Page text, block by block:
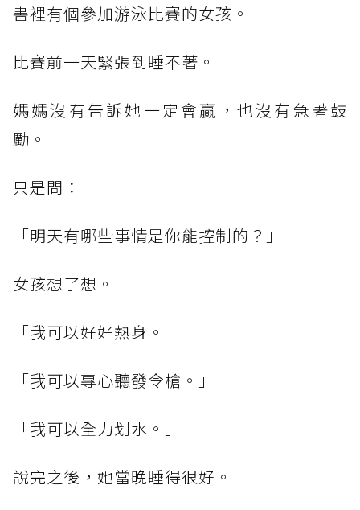
書裡有個參加游泳比賽的女孩。
比賽前一天緊張到睡不著。
媽媽沒有告訴她一定會贏，也沒有急著鼓
勵。
只是問：
「明天有哪些事情是你能控制的？」
女孩想了想。
「我可以好好熱身。」
「我可以專心聽發令槍。」
「我可以全力划水。」
說完之後，她當晚睡得很好。